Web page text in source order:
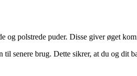
og polstrede puder. Disse giver øget
senere brug. Dette sikrer, at du og